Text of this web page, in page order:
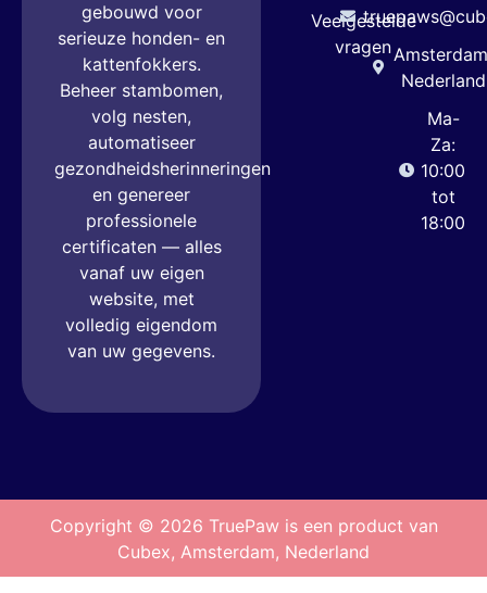
gebouwd voor
serieuze honden- en
kattenfokkers.
Beheer stambomen,
volg nesten,
automatiseer
gezondheidsherinneringen
en genereer
professionele
certificaten — alles
vanaf uw eigen
website, met
volledig eigendom
van uw gegevens.
Veelgestelde
vragen
Nederland
Ma-
Za:
10:00
tot
18:00
Copyright © 2026 TruePaw is een product van
Cubex, Amsterdam, Nederland